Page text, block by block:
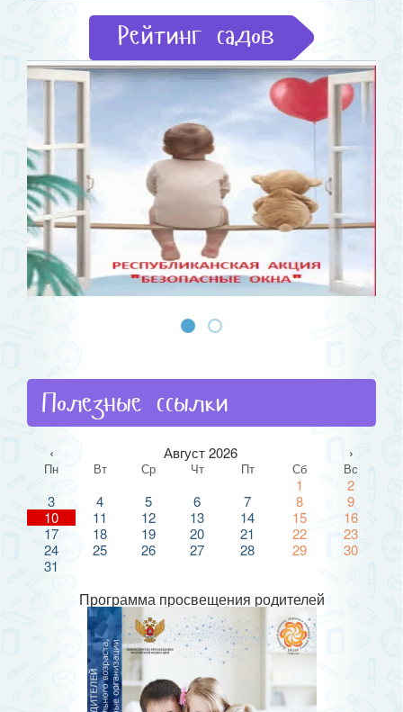
Рейтинг садов
Полезные ссылки
‹ Август 2026 ›
Пн Вт Ср Чт Пт Сб Вс
1
2
3
4 5 6 7 8
9
10
11 12 13 14 15
16
17
18 19 20 21 22
23
24
25 26 27 28 29
30
31
Программа просвещения родителей